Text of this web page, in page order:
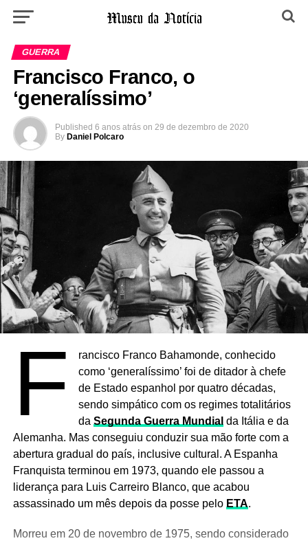
GUERRA
Francisco Franco, o
‘generalíssimo’
Published 6 anos atrás on 29 de dezembro de 2020
By Daniel Polcaro
F
rancisco Franco Bahamonde, conhecido
como ‘generalíssimo’ foi de ditador à chefe
de Estado espanhol por quatro décadas,
sendo simpático com os regimes totalitários
daSegunda Guerra Mundial da Itália e da
Alemanha. Mas conseguiu conduzir sua mão forte com a
abertura gradual do país, inclusive cultural. A Espanha
Franquista terminou em 1973, quando ele passou a
liderança para Luis Carreiro Blanco, que acabou
assassinado um mês depois da posse pelo ETA.
Morreu em 20 de novembro de 1975, sendo considerado